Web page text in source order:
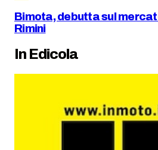
Bimota, debutta sul
Rimini
In Edicola